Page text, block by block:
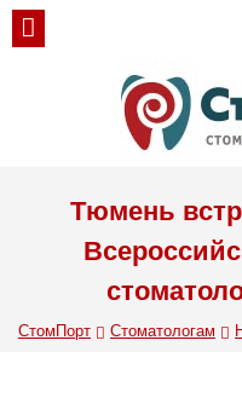
Тюмень
СтомПорт Стоматологам